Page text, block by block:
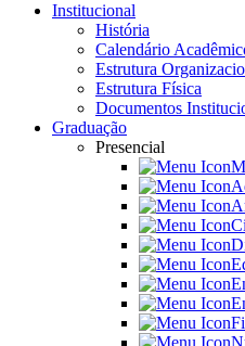
Institucional
História
Calendário
Estrutura
Estrutura Física
Documentos
Graduação
Presencial